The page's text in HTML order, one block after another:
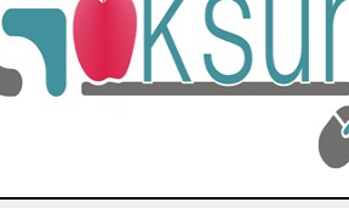
Bertiz’in Yeni Köprüsünde Sona Doğru.